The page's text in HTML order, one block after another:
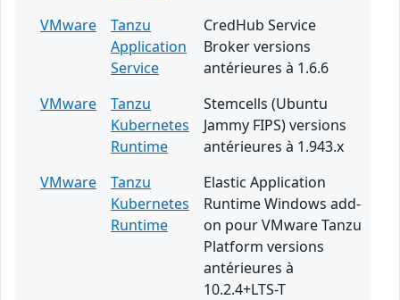
VMware
Tanzu
Application
Service
CredHub Service
Broker versions
antérieures à 1.6.6
VMware
Tanzu
Kubernetes
Runtime
Stemcells (Ubuntu
Jammy FIPS) versions
antérieures à 1.943.x
VMware
Tanzu
Kubernetes
Runtime
Elastic Application
Runtime Windows add-
on pour VMware Tanzu
Platform versions
antérieures à
10.2.4+LTS-T